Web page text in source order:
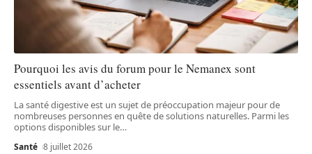
Pourquoi les avis du forum pour le Nemanex sont
essentiels avant d’acheter
La santé digestive est un sujet de préoccupation majeur pour de
nombreuses personnes en quête de solutions naturelles. Parmi les
options disponibles sur le…
Santé 8 juillet 2026